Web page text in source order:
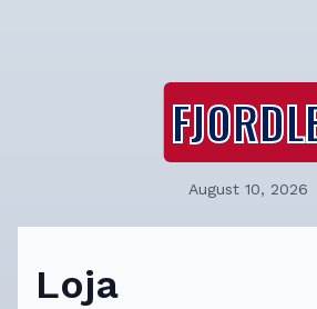
August 10, 2026
Loja